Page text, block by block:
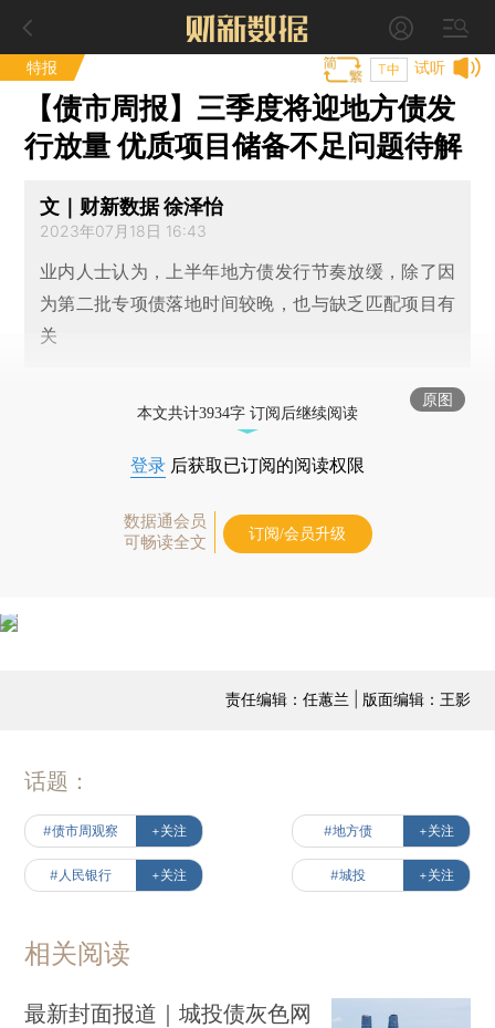
特报 试听
T中
【债市周报】三季度将迎地方债发
行放量 优质项目储备不足问题待解
文｜财新数据 徐泽怡
2023年07月18日 16:43
业内人士认为，上半年地方债发行节奏放缓，除了因
为第二批专项债落地时间较晚，也与缺乏匹配项目有
关
原图
本文共计3934字 订阅后继续阅读
登录 后获取已订阅的阅读权限
数据通会员
可畅读全文
订阅/会员升级
责任编辑：任蕙兰 | 版面编辑：王影
话题：
#债市周观察 +关注 #地方债 +关注
#人民银行 +关注 #城投 +关注
相关阅读
最新封面报道｜城投债灰色网